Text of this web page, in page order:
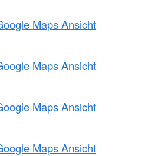
Maps Ansicht
Maps Ansicht
Maps Ansicht
Maps Ansicht